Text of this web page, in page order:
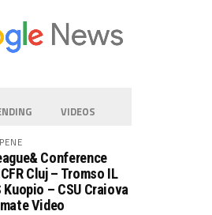
VIDEOS
Conference
Cluj – Tromso IL
Kuopio – CSU Craiova
Video